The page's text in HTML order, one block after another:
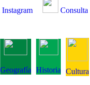
Consulta
Geografía Historia Cultura